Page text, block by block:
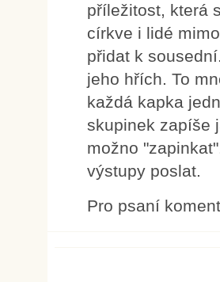
příležitost, která
církve i lidé
přidat k
jeho hřích. To
každá kapka
skupinek zapíše
možno
výstupy poslat.
Pro psaní